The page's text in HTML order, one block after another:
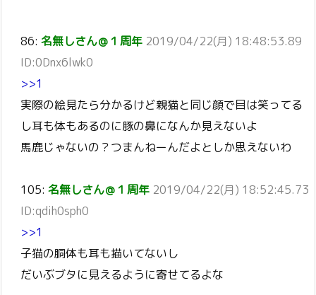
86: 名無しさん＠１周年 2019/04/22(月) 18:48:53.89
ID:0Dnx6lwk0
>>1
実際の絵見たら分かるけど親猫と同じ顔で目は笑ってる
し耳も体もあるのに豚の鼻になんか見えないよ
馬鹿じゃないの？つまんねーんだよとしか思えないわ
105: 名無しさん＠１周年 2019/04/22(月) 18:52:45.73
ID:qdih0sph0
>>1
子猫の胴体も耳も描いてないし
だいぶブタに見えるように寄せてるよな